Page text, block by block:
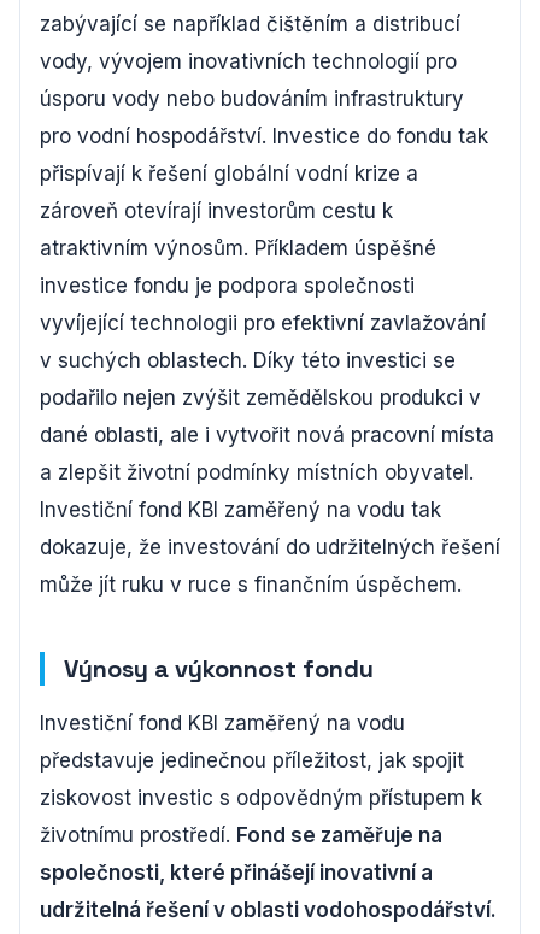
zabývající se například čištěním a distribucí
vody, vývojem inovativních technologií pro
úsporu vody nebo budováním infrastruktury
pro vodní hospodářství. Investice do fondu tak
přispívají k řešení globální vodní krize a
zároveň otevírají investorům cestu k
atraktivním výnosům. Příkladem úspěšné
investice fondu je podpora společnosti
vyvíjející technologii pro efektivní zavlažování
v suchých oblastech. Díky této investici se
podařilo nejen zvýšit zemědělskou produkci v
dané oblasti, ale i vytvořit nová pracovní místa
a zlepšit životní podmínky místních obyvatel.
Investiční fond KBI zaměřený na vodu tak
dokazuje, že investování do udržitelných řešení
může jít ruku v ruce s finančním úspěchem.
Výnosy a výkonnost fondu
Investiční fond KBI zaměřený na vodu
představuje jedinečnou příležitost, jak spojit
ziskovost investic s odpovědným přístupem k
životnímu prostředí. Fond se zaměřuje na
společnosti, které přinášejí inovativní a
udržitelná řešení v oblasti vodohospodářství.